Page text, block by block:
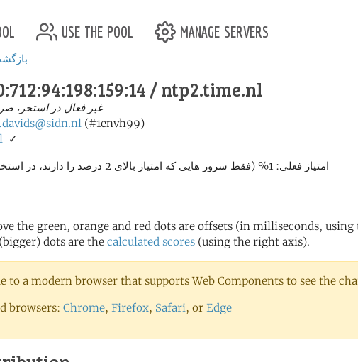
use the pool manage servers
/ ntp2.time.nl
غیر فعال در استخر،
(#1envh99)
✓
امتیاز فعلی: 1% (فقط سرور هایی که امتیاز بالای 2 درصد را دارند، در استخر استفاده میشوند)
the green, orange and red dots are offsets (in milliseconds,
dots are the calculated scores (using the right axis).
to a modern browser that supports Web Components to see the
browsers: Chrome, Firefox, Safari, or Edge